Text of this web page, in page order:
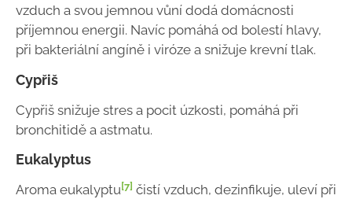
vzduch a svou jemnou vůní dodá domácnosti
příjemnou energii. Navíc pomáhá od bolestí hlavy,
při bakteriální angíně i viróze a snižuje krevní tlak.
Cypřiš
Cypřiš snižuje stres a pocit úzkosti, pomáhá při
bronchitidě a astmatu.
Eukalyptus
Aroma eukalyptu[7] čistí vzduch, dezinfikuje, uleví při